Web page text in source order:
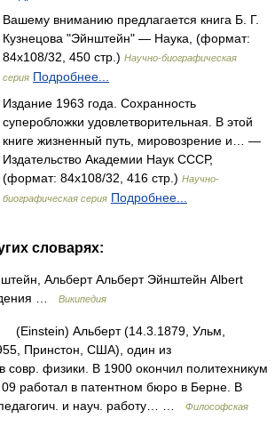
Вашему вниманию предлагается книга Б. Г.
Кузнецова "Эйнштейн" — Наука, (формат:
84x108/32, 450 стр.) Научно-биографическая
серия Подробнее...
Издание 1963 года. Сохранность
суперобложки удовлетворительная. В этой
книге жизненный путь, мировозрение и… —
Издательство Академии Наук СССР,
(формат: 84x108/32, 416 стр.) Научно-
биографическая серия Подробнее...
словарях:
Альберт Альберт Эйнштейн Albert
…
Википедия
Альберт (14.3.1879, Ульм,
Принстон, США), один из
совр. физики. В 1900 окончил политехникум
работал в патентном бюро в Берне. В
и науч. работу… …
Философская